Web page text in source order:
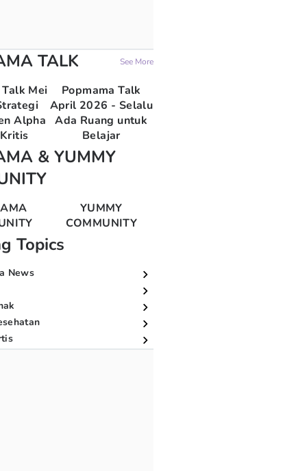
TALK See More
Mei
Alpha
Popmama Talk
April 2026 - Selalu
Ada Ruang untuk
Belajar
& YUMMY
YUMMY
COMMUNITY
Topics
News